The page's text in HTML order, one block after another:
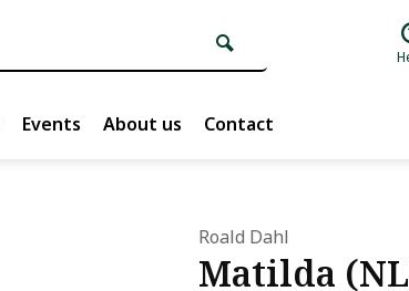
Events About us Contact
Roald Dahl
Matilda